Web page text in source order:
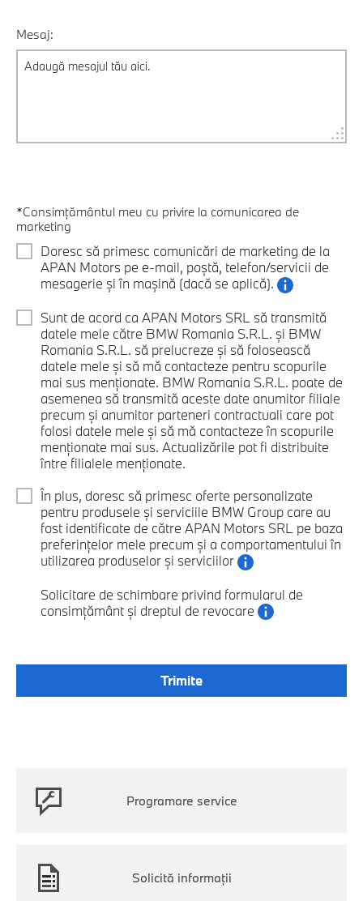
Mesaj:
*Consimțământul meu cu privire la comunicarea de
marketing
Doresc să primesc comunicări de marketing de la
APAN Motors pe e-mail, poștă, telefon/servicii de
mesagerie și în mașină (dacă se aplică).
Sunt de acord ca APAN Motors SRL să transmită
datele mele către BMW Romania S.R.L. și BMW
Romania S.R.L. să prelucreze și să folosească
datele mele și să mă contacteze pentru scopurile
mai sus menționate. BMW Romania S.R.L. poate de
asemenea să transmită aceste date anumitor filiale
precum și anumitor parteneri contractuali care pot
folosi datele mele și să mă contacteze în scopurile
menționate mai sus. Actualizările pot fi distribuite
între filialele menționate.
În plus, doresc să primesc oferte personalizate
pentru produsele și serviciile BMW Group care au
fost identificate de către APAN Motors SRL pe baza
preferințelor mele precum și a comportamentului în
utilizarea produselor și serviciilor
Solicitare de schimbare privind formularul de
consimțământ și dreptul de revocare
Programare service
Solicită informații